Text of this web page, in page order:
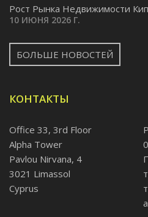
Pост Рынка Недвижимости
10 ИЮНЯ 2026 Г.
БОЛЬШЕ НОВОСТЕЙ
КОНТАКТЫ
Office 33, 3rd Floor
Alpha Tower
Pavlou Nirvana, 4
3021 Limassol
Cyprus